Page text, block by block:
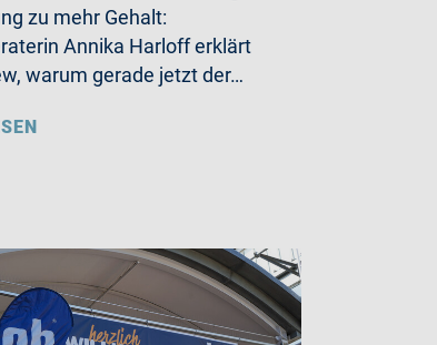
zu mehr Gehalt:
Annika Harloff erklärt
warum gerade jetzt der…